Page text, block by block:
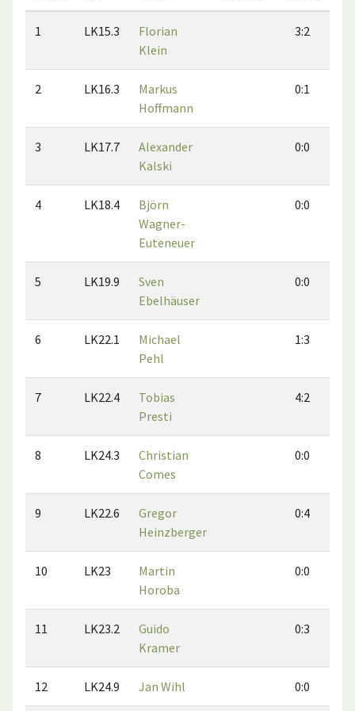
1 LK15.3
Florian
Klein
3:2
2 LK16.3
Markus
Hoffmann
0:1
3 LK17.7
Alexander
Kalski
0:0
4 LK18.4
Björn
Wagner-
Euteneuer
0:0
5 LK19.9
Sven
Ebelhäuser
0:0
6 LK22.1
Michael
Pehl
1:3
7 LK22.4
Tobias
Presti
4:2
8 LK24.3
Christian
Comes
0:0
9 LK22.6
Gregor
Heinzberger
0:4
10 LK23
Martin
Horoba
0:0
11 LK23.2
Guido
Kramer
0:3
12 LK24.9 Jan Wihl 0:0